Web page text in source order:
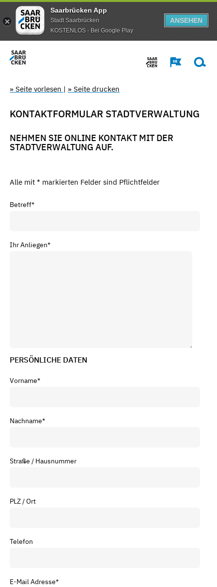
Saarbrücken App
Stadt Saarbrücken
KOSTENLOS - Bei Google Play
ANSEHEN
» Seite vorlesen | » Seite drucken
KONTAKTFORMULAR STADTVERWALTUNG
NEHMEN SIE ONLINE KONTAKT MIT DER
STADTVERWALTUNG AUF.
Alle mit * markierten Felder sind Pflichtfelder
Betreff*
Ihr Anliegen*
PERSÖNLICHE DATEN
Vorname*
Nachname*
Straße / Hausnummer
PLZ / Ort
Telefon
E-Mail Adresse*